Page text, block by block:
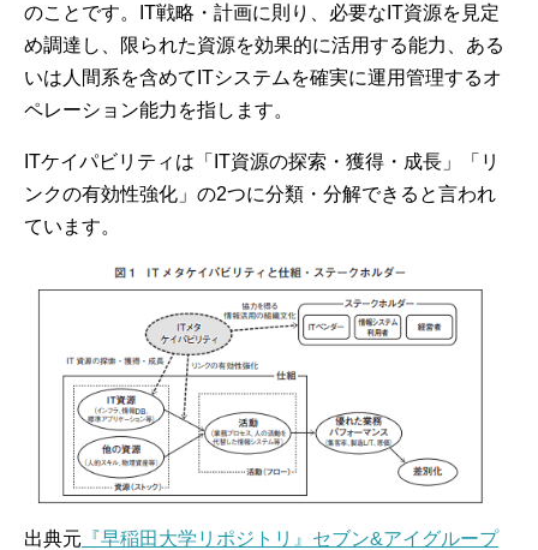
のことです。IT戦略・計画に則り、必要なIT資源を見定
め調達し、限られた資源を効果的に活用する能力、ある
いは人間系を含めてITシステムを確実に運用管理するオ
ペレーション能力を指します。
ITケイパビリティは「IT資源の探索・獲得・成長」「リ
ンクの有効性強化」の2つに分類・分解できると言われ
ています。
出典元 『早稲田大学リポジトリ』セブン&アイグループ